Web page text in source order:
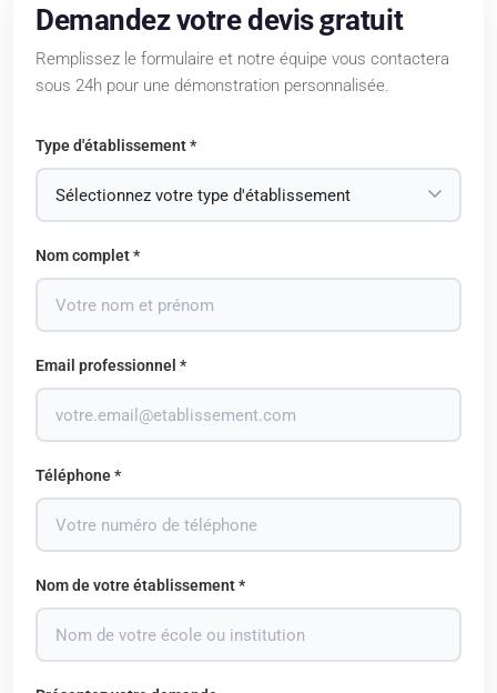
Demandez votre devis gratuit
Remplissez le formulaire et notre équipe vous contactera
sous 24h pour une démonstration personnalisée.
Type d'établissement *
Nom complet *
Email professionnel *
Téléphone *
Nom de votre établissement *